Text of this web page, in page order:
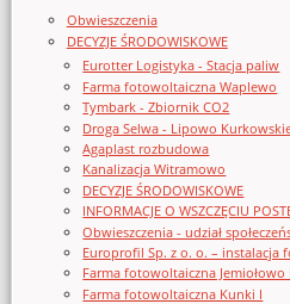
Obwieszczenia
DECYZJE ŚRODOWISKOWE
Eurotter Logistyka - Stacja paliw
Farma fotowoltaiczna Waplewo
Tymbark - Zbiornik CO2
Droga Selwa - Lipowo
Agaplast rozbudowa
Kanalizacja Witramowo
DECYZJE ŚRODOWISKOWE
INFORMACJE O WSZCZĘCIU
Obwieszczenia - udział
Europrofil Sp. z o. o. – instalacja
Farma fotowoltaiczna Jemiołowo I
Farma fotowoltaiczna Kunki I